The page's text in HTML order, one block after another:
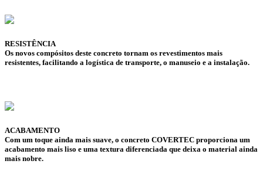
RESISTÊNCIA
Os novos compósitos deste concreto tornam os revestimentos mais
resistentes, facilitando a logística de transporte, o manuseio e a instalação.
ACABAMENTO
Com um toque ainda mais suave, o concreto COVERTEC proporciona um
acabamento mais liso e uma textura diferenciada que deixa o material ainda
mais nobre.